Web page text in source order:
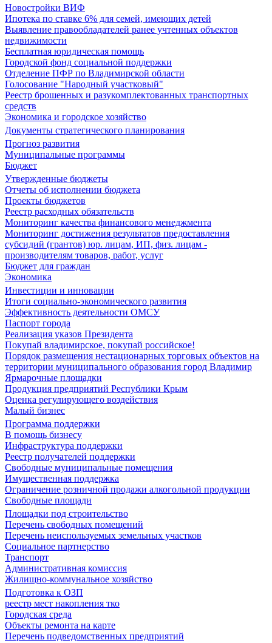
Новостройки ВИФ
Ипотека по ставке 6% для семей, имеющих детей
Выявление правообладателей ранее учтенных объектов
недвижимости
Бесплатная юридическая помощь
Городской фонд социальной поддержки
Отделение ПФР по Владимирской области
Голосование "Народный участковый"
Реестр брошенных и разукомплектованных транспортных
средств
Экономика и городское хозяйство
Документы стратегического планирования
Прогноз развития
Муниципальные программы
Бюджет
Утвержденные бюджеты
Отчеты об исполнении бюджета
Проекты бюджетов
Реестр расходных обязательств
Мониторинг качества финансового менеджмента
Мониторинг достижения результатов предоставления
субсидий (грантов) юр. лицам, ИП, физ. лицам -
производителям товаров, работ, услуг
Бюджет для граждан
Экономика
Инвестиции и инновации
Итоги социально-экономического развития
Эффективность деятельности ОМСУ
Паспорт города
Реализация указов Президента
Покупай владимирское, покупай российское!
Порядок размещения нестационарных торговых объектов на
территории муниципального образования город Владимир
Ярмарочные площадки
Продукция предприятий Республики Крым
Оценка регулирующего воздействия
Малый бизнес
Программа поддержки
В помощь бизнесу
Инфраструктура поддержки
Реестр получателей поддержки
Свободные муниципальные помещения
Имущественная поддержка
Ограничение розничной продажи алкогольной продукции
Свободные площади
Площадки под строительство
Перечень свободных помещений
Перечень неиспользуемых земельных участков
Социальное партнерство
Транспорт
Административная комиссия
Жилищно-коммунальное хозяйство
Подготовка к ОЗП
реестр мест накопления тко
Городская среда
Объекты ремонта на карте
Перечень подведомственных предприятий